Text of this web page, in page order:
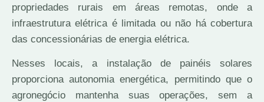
propriedades rurais em áreas remotas, onde a
infraestrutura elétrica é limitada ou não há cobertura
das concessionárias de energia elétrica.
Nesses locais, a instalação de painéis solares
proporciona autonomia energética, permitindo que o
agronegócio mantenha suas operações, sem a